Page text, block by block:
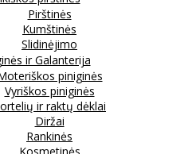
Pirštinės
Kumštinės
Slidinėjimo
ir Galanterija
piniginės
Vyriškos piniginės
ir raktų dėklai
Diržai
Rankinės
Kosmetinės